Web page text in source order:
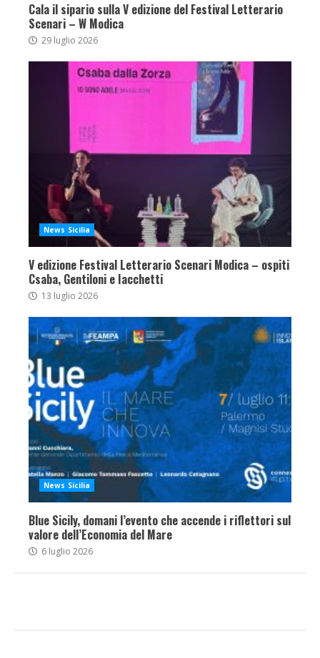
Cala il sipario sulla V edizione del Festival Letterario
Scenari – W Modica
29 luglio 2026
News Sicilia
V edizione Festival Letterario Scenari Modica – ospiti
Csaba, Gentiloni e Iacchetti
13 luglio 2026
News Sicilia
Blue Sicily, domani l’evento che accende i riflettori sul
valore dell’Economia del Mare
6 luglio 2026